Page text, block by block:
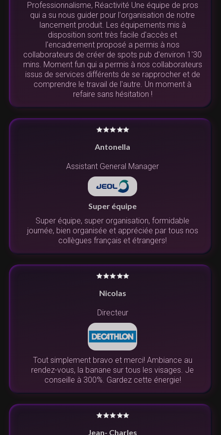
Professionnalisme, Réactivité Une équipe de pros
qui a su nous guider pour l'organisation de notre
lancement produit. Les équipements mis à
disposition sont très facile d'accès et
l'encadrement proposé a permis à nos
collaborateurs de créer de spots pub d'environ 1'30
mins. Moment fun qui a permis à nos collaborateurs
issus de services différents de se rapprocher et de
comprendre le travail de l'autre. Un moment à
refaire sans hésitation !
Antonella
Assistant General Manager
Super équipe
Super équipe, super organisation, formidable
journée, bien organisée et appréciée par tous nos
collègues français et étrangers!
Nicolas
Directeur
Tout simplement bravo et merci! Ambiance au
rendez-vous, la banane sur tous les visages. Je
conseille à 300%. Gardez cette énergie!
Jean- Charles